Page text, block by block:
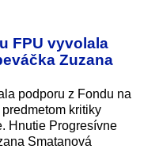
FPU vyvolala
Zuzana
podporu z Fondu na
kritiky
Hnutie Progresívne
Smatanová